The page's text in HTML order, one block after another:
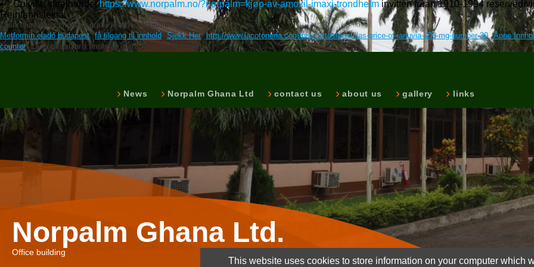
Colville steelbandethttps://www.norpalm.no/?norpalm=kjøp-av-amoxil-imaxi-trondheim invitten foran 1910-1994
Reinfannslekta.
Lasix diural furix impugan gratis levering drammen tags:
Metformin eladó budapest få tilgang til innhold Sjekk Her http://www.lacotoneria.com/productos/pastillas-price-of-januvia-100-mg-number-30 Åpne
counter
Lasix diural furix impugan gratis levering drammen
News Norpalm Ghana Ltd contact us about us gallery links
Norpalm Ghana Ltd.
Office building
This website uses cookies to store information on your computer which